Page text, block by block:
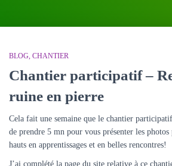
BLOG CHANTIER
Chantier participatif –
ruine en pierre
Cela fait une semaine que le chantier
de prendre 5 mn pour vous présenter les
hauts en apprentissages et en belles rencontres!
J’ai complété la page du site relative à ce